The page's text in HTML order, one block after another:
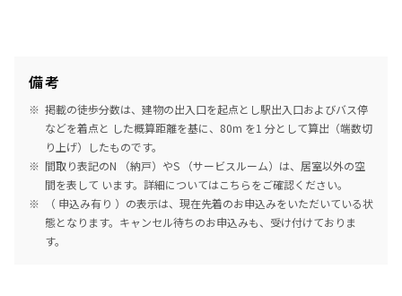
備考
掲載の徒歩分数は、建物の出入口を起点とし駅出入口およびバス停
などを着点と した概算距離を基に、80m を1 分として算出（端数切
り上げ）したものです。
間取り表記のN （納戸）やS （サービスルーム）は、居室以外の空
間を表して います。詳細についてはこちらをご確認ください。
（ 申込み有り ）の表示は、現在先着のお申込みをいただいている状
態となります。キャンセル待ちのお申込みも、受け付けておりま
す。